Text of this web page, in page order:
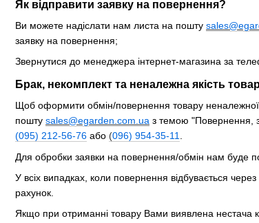
Як відправити заявку на повернення?
Ви можете надіслати нам листа на пошту
заявку на повернення;
Звернутися до менеджера інтернет-магазина за
Брак, некомплект та неналежна якість
Щоб оформити обмін/повернення товару неналежної
пошту sales@egarden.com ua з темою "Повернення,
(095) 212-56-76 або (096) 954-35-11
Для обробки заявки на повернення/обмін нам буде
У всіх випадках, коли повернення відбувається
рахунок.
Якщо при отриманні товару Вами виявлена ​​нестача